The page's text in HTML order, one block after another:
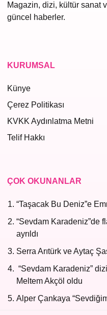
Magazin, dizi, kültür sanat
güncel haberler.
KURUMSAL
Künye
Çerez Politikası
KVKK Aydınlatma Metni
Telif Hakkı
ÇOK OKUNANLAR
“Taşacak Bu Deniz”e
“Sevdam Karadeniz”de
ayrıldı
Serra Arıtürk ve Aytaç
“Sevdam Karadeniz”
Meltem Akçöl oldu
Alper Çankaya